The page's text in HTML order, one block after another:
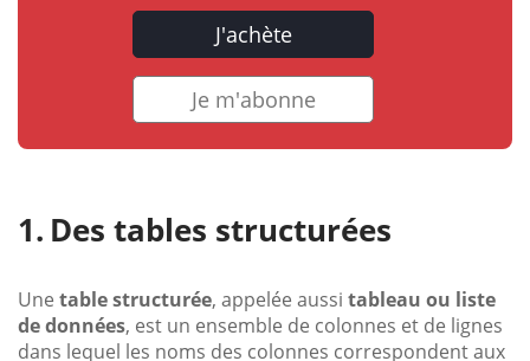
J'achète
Je m'abonne
Des tables structurées
Une table structurée, appelée aussi tableau ou liste
de données, est un ensemble de colonnes et de lignes
dans lequel les noms des colonnes correspondent aux